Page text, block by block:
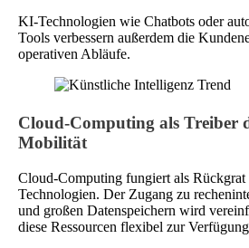
KI-Technologien wie Chatbots oder
Tools verbessern außerdem die
operativen Abläufe.
Cloud-Computing als Treiber
Mobilität
Cloud-Computing fungiert als
Technologien. Der Zugang zu
und großen Datenspeichern wird
diese Ressourcen flexibel zur